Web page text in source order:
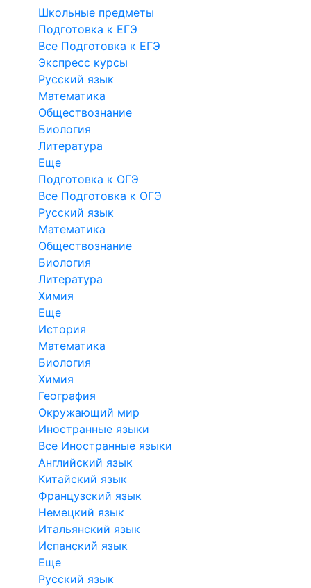
Школьные предметы
Подготовка к ЕГЭ
Все Подготовка к ЕГЭ
Экспресс курсы
Русский язык
Математика
Обществознание
Биология
Литература
Еще
Подготовка к ОГЭ
Все Подготовка к ОГЭ
Русский язык
Математика
Обществознание
Биология
Литература
Химия
Еще
История
Математика
Биология
Химия
География
Окружающий мир
Иностранные языки
Все Иностранные языки
Английский язык
Китайский язык
Французский язык
Немецкий язык
Итальянский язык
Испанский язык
Еще
Русский язык